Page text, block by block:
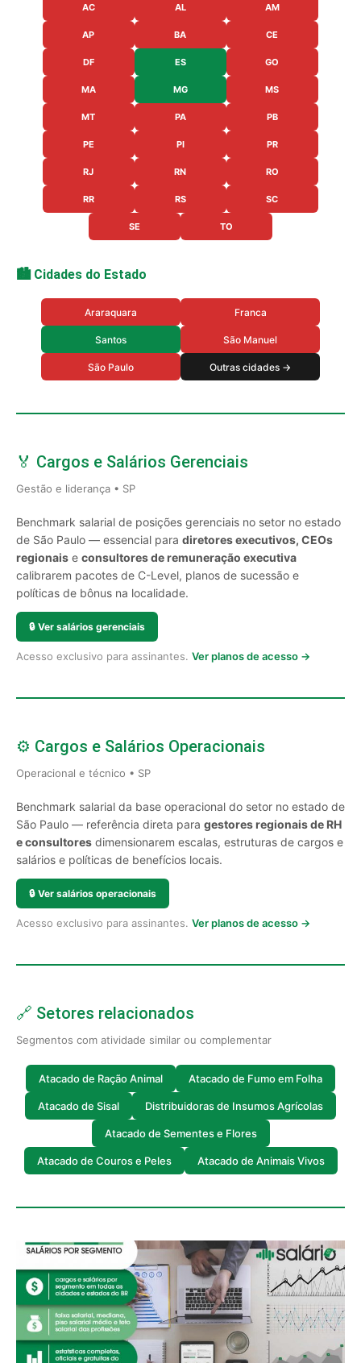
AC AL AM
AP BA CE
DF ES GO
MA MG MS
MT PA PB
PE PI PR
RJ RN RO
RR RS SC
SE TO
🏙️ Cidades do Estado
Araraquara Franca
Santos São Manuel
São Paulo Outras cidades →
🏅 Cargos e Salários Gerenciais
Gestão e liderança • SP
Benchmark salarial de posições gerenciais no setor no estado
de São Paulo — essencial para diretores executivos, CEOs
regionais e consultores de remuneração executiva
calibrarem pacotes de C-Level, planos de sucessão e
políticas de bônus na localidade.
🔒 Ver salários gerenciais
Acesso exclusivo para assinantes. Ver planos de acesso →
⚙️ Cargos e Salários Operacionais
Operacional e técnico • SP
Benchmark salarial da base operacional do setor no estado de
São Paulo — referência direta para gestores regionais de RH
e consultores dimensionarem escalas, estruturas de cargos e
salários e políticas de benefícios locais.
🔒 Ver salários operacionais
Acesso exclusivo para assinantes. Ver planos de acesso →
🔗 Setores relacionados
Segmentos com atividade similar ou complementar
Atacado de Ração Animal Atacado de Fumo em Folha
Atacado de Sisal Distribuidoras de Insumos Agrícolas
Atacado de Sementes e Flores
Atacado de Couros e Peles Atacado de Animais Vivos